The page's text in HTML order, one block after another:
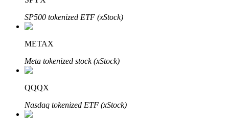
Khoản vay
Dịch vụ vay được hỗ trợ bằng tiền điện tử
SP500 tokenized ETF (xStock)
METAX
Meta tokenized stock (xStock)
QQQX
Nasdaq tokenized ETF (xStock)